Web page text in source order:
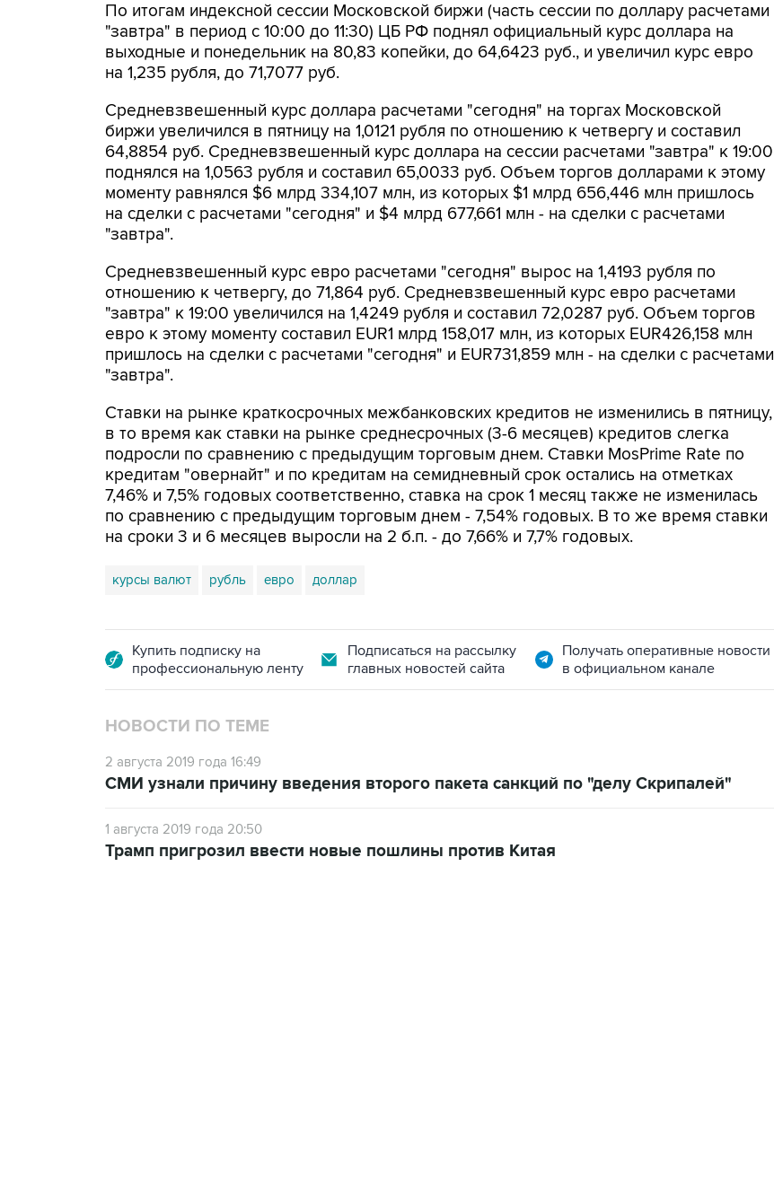
По итогам индексной сессии Московской биржи (часть сессии по доллару расчетами
"завтра" в период с 10:00 до 11:30) ЦБ РФ поднял официальный курс доллара на
выходные и понедельник на 80,83 копейки, до 64,6423 руб., и увеличил курс евро
на 1,235 рубля, до 71,7077 руб.
Средневзвешенный курс доллара расчетами "сегодня" на торгах Московской
биржи увеличился в пятницу на 1,0121 рубля по отношению к четвергу и составил
64,8854 руб. Средневзвешенный курс доллара на сессии расчетами "завтра" к 19:00
поднялся на 1,0563 рубля и составил 65,0033 руб. Объем торгов долларами к этому
моменту равнялся $6 млрд 334,107 млн, из которых $1 млрд 656,446 млн пришлось
на сделки с расчетами "сегодня" и $4 млрд 677,661 млн - на сделки с расчетами
"завтра".
Средневзвешенный курс евро расчетами "сегодня" вырос на 1,4193 рубля по
отношению к четвергу, до 71,864 руб. Средневзвешенный курс евро расчетами
"завтра" к 19:00 увеличился на 1,4249 рубля и составил 72,0287 руб. Объем торгов
евро к этому моменту составил EUR1 млрд 158,017 млн, из которых EUR426,158 млн
пришлось на сделки с расчетами "сегодня" и EUR731,859 млн - на сделки с расчетами
"завтра".
Ставки на рынке краткосрочных межбанковских кредитов не изменились в пятницу,
в то время как ставки на рынке среднесрочных (3-6 месяцев) кредитов слегка
подросли по сравнению с предыдущим торговым днем. Ставки MosPrime Rate по
кредитам "овернайт" и по кредитам на семидневный срок остались на отметках
7,46% и 7,5% годовых соответственно, ставка на срок 1 месяц также не изменилась
по сравнению с предыдущим торговым днем - 7,54% годовых. В то же время ставки
на сроки 3 и 6 месяцев выросли на 2 б.п. - до 7,66% и 7,7% годовых.
курсы валют рубль евро доллар
Купить подписку на
профессиональную ленту
Подписаться на рассылку
главных новостей сайта
Получать оперативные новости
в официальном канале
НОВОСТИ ПО ТЕМЕ
2 августа 2019 года 16:49
СМИ узнали причину введения второго пакета санкций по "делу Скрипалей"
1 августа 2019 года 20:50
Трамп пригрозил ввести новые пошлины против Китая